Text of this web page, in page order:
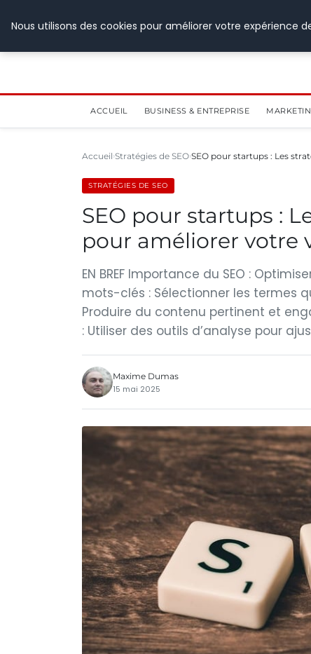
ACCUEIL BUSINESS & ENTREPRISE
Accueil Stratégies de SEO SEO pour startups : Les
STRATÉGIES DE SEO
SEO pour startups :
pour améliorer votre
EN BREF Importance du SEO :
mots-clés : Sélectionner les termes
Produire du contenu pertinent et
: Utiliser des outils d’analyse pour
Maxime Dumas
15 mai 2025
Nous utilisons des cookies pour améliorer votre expérience